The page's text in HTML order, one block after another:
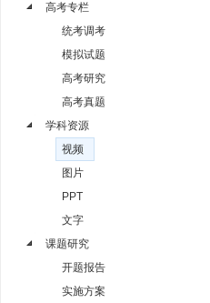
高考专栏
统考调考
模拟试题
高考研究
高考真题
学科资源
视频
图片
PPT
文字
课题研究
开题报告
实施方案